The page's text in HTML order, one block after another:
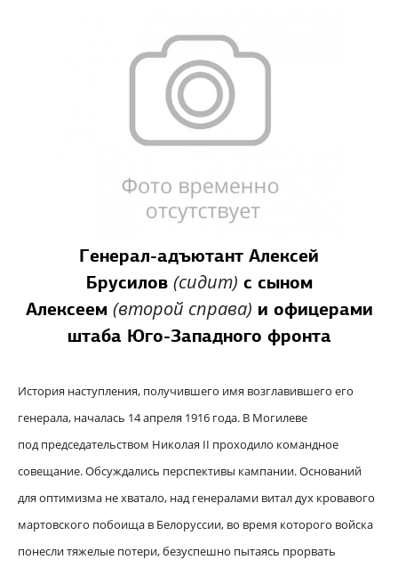
Генерал-адъютант Алексей
Брусилов (сидит) с сыном
Алексеем (второй справа) и офицерами
штаба Юго-Западного фронта
История наступления, получившего имя возглавившего его
генерала, началась 14 апреля 1916 года. В Могилеве
под председательством Николая II проходило командное
совещание. Обсуждались перспективы кампании. Оснований
для оптимизма не хватало, над генералами витал дух кровавого
мартовского побоища в Белоруссии, во время которого войска
понесли тяжелые потери, безуспешно пытаясь прорвать